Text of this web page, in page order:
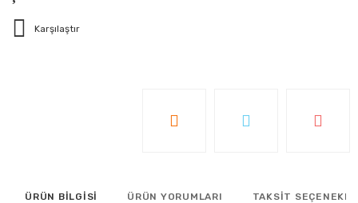
Karşılaştır
ÜRÜN BİLGİSİ ÜRÜN YORUMLARI TAKSİT